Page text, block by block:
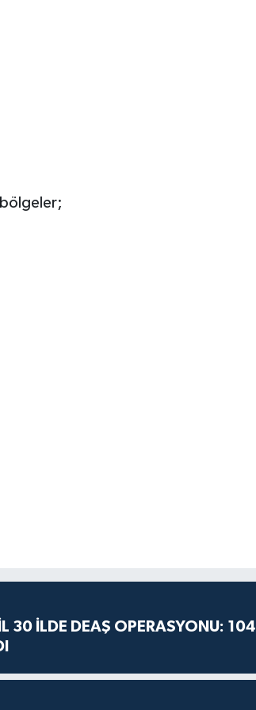
30 İLDE DEAŞ OPERASYONU: 104